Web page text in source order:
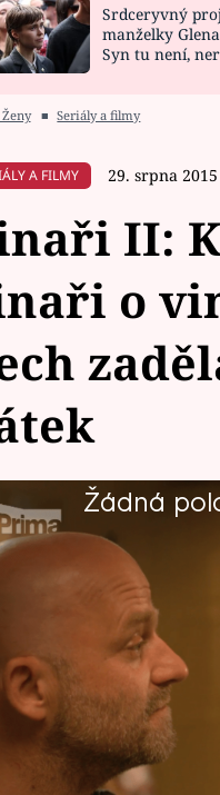
VAŘENÍ
Srdceryvný
manželky
Syn tu není,
■ Seriály a filmy
A FILMY 29. srpna
II:
o
Žádná
Tomica vyráží do
víru. Jak se
v severních
jiný důvod zůstat!